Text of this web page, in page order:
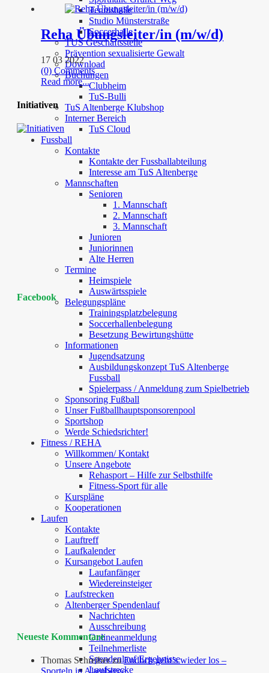
Tennishalle
Studio Münsterstraße
Soccerhalle
TUS Geschäftsstelle
Prävention sexualisierte Gewalt
Download
Buchungen
Clubheim
TuS-Bulli
TuS Altenberge Klubshop
Interner Bereich
TuS Cloud
Fussball
Kontakte
Kontakte der Fussballabteilung
Interesse am TuS Altenberge
Mannschaften
Senioren
1. Mannschaft
2. Mannschaft
3. Mannschaft
Junioren
Juniorinnen
Alte Herren
Termine
Heimspiele
Auswärtsspiele
Belegungspläne
Trainingsplatzbelegung
Soccerhallenbelegung
Besetzung Bewirtungshütte
Informationen
Jugendsatzung
Ausbildungskonzept TuS Altenberge
Fussball
Spielerpass / Anmeldung zum Spielbetrieb
Sponsoring Fußball
Unser Fußballhauptsponsorenpool
Sportshop
Werde Schiedsrichter!
Fitness / REHA
Willkommen/ Kontakt
Unsere Angebote
Rehasport – Hilfe zur Selbsthilfe
Fitness-Sport für alle
Kurspläne
Kooperationen
Laufen
Kontakte
Lauftreff
Laufkalender
Kursangebot Laufen
Laufanfänger
Wiedereinsteiger
Laufstrecken
Altenberger Spendenlauf
Nachrichten
Ausschreibung
Onlineanmeldung
Teilnehmerliste
Spendenlauf Ergebnisse
Laufstrecke
Reha Übungsleiter/in (m/w/d)
17 03 2022
(0) Comments
Read more...
Initiativen
Facebook
Neueste Kommentare
Thomas SchreiberzuEndlich geht’s wieder los –